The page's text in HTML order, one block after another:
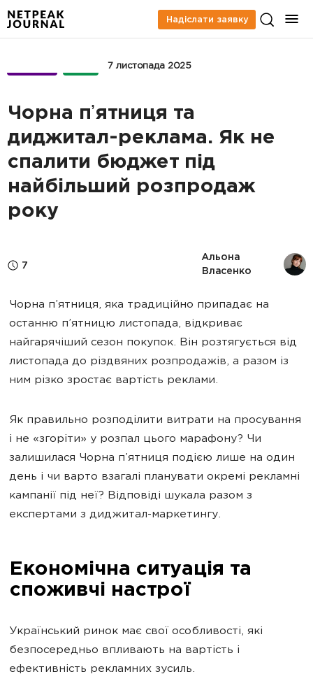
Надіслати заявку
7 листопада 2025
Чорна пʼятниця та
диджитал-реклама. Як не
спалити бюджет під
найбільший розпродаж
року
7
Альона
Власенко
Чорна п’ятниця, яка традиційно припадає на
останню п’ятницю листопада, відкриває
найгарячіший сезон покупок. Він розтягується від
листопада до різдвяних розпродажів, а разом із
ним різко зростає вартість реклами.
Як правильно розподілити витрати на просування
і не «згоріти» у розпал цього марафону? Чи
залишилася Чорна п’ятниця подією лише на один
день і чи варто взагалі планувати окремі рекламні
кампанії під неї? Відповіді шукала разом з
експертами з диджитал-маркетингу.
Економічна ситуація та
споживчі настрої
Український ринок має свої особливості, які
безпосередньо впливають на вартість і
ефективність рекламних зусиль.